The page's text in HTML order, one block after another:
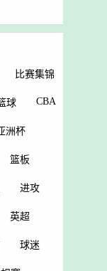
比赛集锦
球 CBA
洲杯
篮板
进攻
英超
球迷